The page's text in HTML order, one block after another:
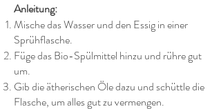
Anleitung:
Mische das Wasser und den Essig in einer
Sprühflasche.
Füge das Bio-Spülmittel hinzu und rühre gut
um.
Gib die ätherischen Öle dazu und schüttle die
Flasche, um alles gut zu vermengen.